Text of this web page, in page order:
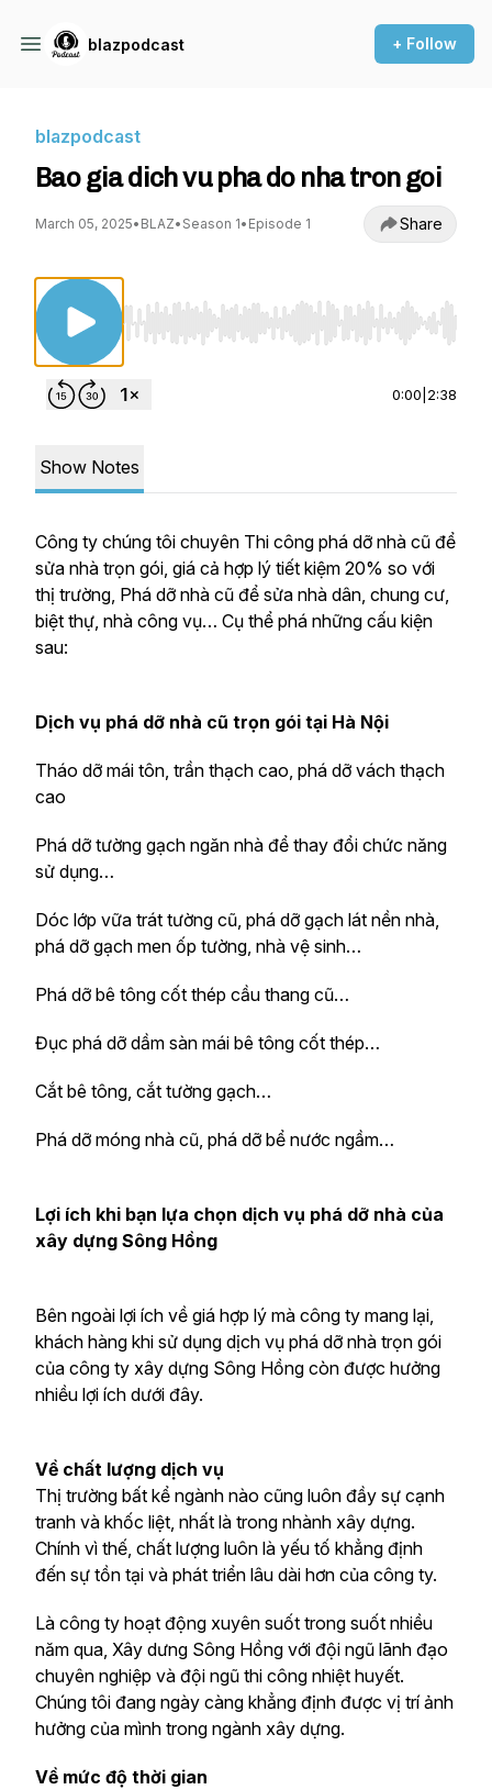
blazpodcast + Follow
blazpodcast
Bao gia dich vu pha do nha tron goi
March 05, 2025• BLAZ• Season 1• Episode 1 Share
Use Left/Right to seek, Home/End to jump
0:00 2:38
Show Notes
Công ty chúng tôi chuyên Thi công phá dỡ nhà cũ để
sửa nhà trọn gói, giá cả hợp lý tiết kiệm 20% so với
thị trường, Phá dỡ nhà cũ để sửa nhà dân, chung cư,
biệt thự, nhà công vụ… Cụ thể phá những cấu kiện
sau:
Dịch vụ phá dỡ nhà cũ trọn gói tại Hà Nội
Tháo dỡ mái tôn, trần thạch cao, phá dỡ vách thạch
cao
Phá dỡ tường gạch ngăn nhà để thay đổi chức năng
sử dụng…
Dóc lớp vữa trát tường cũ, phá dỡ gạch lát nền nhà,
phá dỡ gạch men ốp tường, nhà vệ sinh…
Phá dỡ bê tông cốt thép cầu thang cũ…
Đục phá dỡ dầm sàn mái bê tông cốt thép…
Cắt bê tông, cắt tường gạch…
Phá dỡ móng nhà cũ, phá dỡ bể nước ngầm…
Lợi ích khi bạn lựa chọn dịch vụ phá dỡ nhà của
xây dựng Sông Hồng
Bên ngoài lợi ích về giá hợp lý mà công ty mang lại,
khách hàng khi sử dụng dịch vụ phá dỡ nhà trọn gói
của công ty xây dựng Sông Hồng còn được hưởng
nhiều lợi ích dưới đây.
Về chất lượng dịch vụ
Thị trường bất kể ngành nào cũng luôn đầy sự cạnh
tranh và khốc liệt, nhất là trong nhành xây dựng.
Chính vì thế, chất lượng luôn là yếu tố khẳng định
đến sự tồn tại và phát triển lâu dài hơn của công ty.
Là công ty hoạt động xuyên suốt trong suốt nhiều
năm qua, Xây dưng Sông Hồng với đội ngũ lãnh đạo
chuyên nghiệp và đội ngũ thi công nhiệt huyết.
Chúng tôi đang ngày càng khẳng định được vị trí ảnh
hưởng của mình trong ngành xây dựng.
Về mức độ thời gian